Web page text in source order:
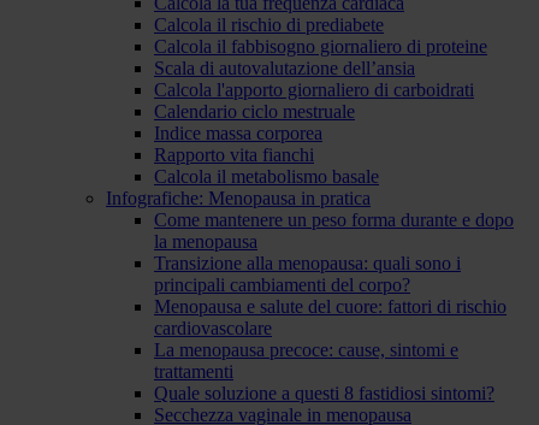
Calcola il rischio di prediabete
Calcola il fabbisogno giornaliero di proteine
Scala di autovalutazione dell’ansia
Calcola l'apporto giornaliero di carboidrati
Calendario ciclo mestruale
Indice massa corporea
Rapporto vita fianchi
Calcola il metabolismo basale
Infografiche: Menopausa in pratica
Come mantenere un peso forma durante e dopo
la menopausa
Transizione alla menopausa: quali sono i
principali cambiamenti del corpo?
Menopausa e salute del cuore: fattori di rischio
cardiovascolare
La menopausa precoce: cause, sintomi e
trattamenti
Quale soluzione a questi 8 fastidiosi sintomi?
Secchezza vaginale in menopausa